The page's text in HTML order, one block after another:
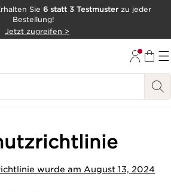
Sie 6 statt 3 Testmusterzu jeder
Bestellung!
Jetzt zugreifen >
wurde am August 13, 2024